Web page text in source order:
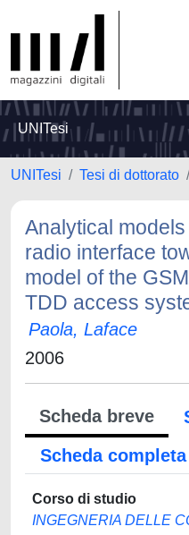
UNITesi
UNITesi Tesi di dottorato
Analytical
radio interface
model of the
TDD access
Paola, Laface
2006
Scheda breve
Scheda completa
Corso di studio
INGEGNERIA DELLE